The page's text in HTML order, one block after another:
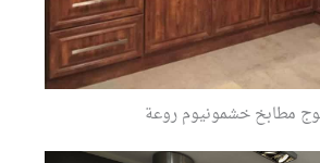
مطابخ خشمونيوم روعة